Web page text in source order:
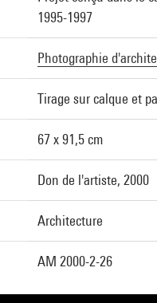
1995-1997
Photographie
Tirage sur calque et
67 x 91,5 cm
Don de l'artiste, 2000
Architecture
AM 2000-2-26